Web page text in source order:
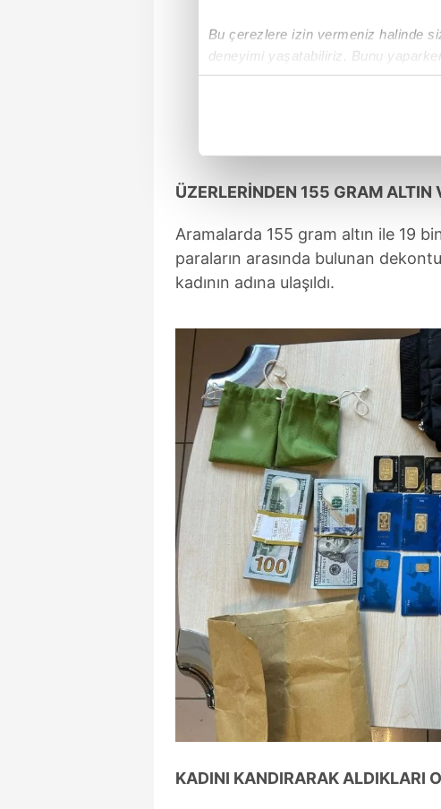
Bu çerezlere izin vermeniz halinde
deneyimi yaşatabiliriz. Bunu
içerikleri sunabilmek adına
Sizlere daha iyi bir hizmet
çerezler vasıtasıyla çeşitli kişisel
amacıyla kullanılmaktadır. Diğer
reklam/pazarlama faaliyetlerinin
Çerezlere ilişkin tercihlerinizi
6698 sayılı Kişisel Verilerin
mevzuata uygun olarak kullanılan
ÜZERLERİNDEN 155 GRAM
Aramalarda 155 gram altın ile 19
paraların arasında bulunan
kadının adına ulaşıldı.
KADINI KANDIRARAK ALDIKLARI